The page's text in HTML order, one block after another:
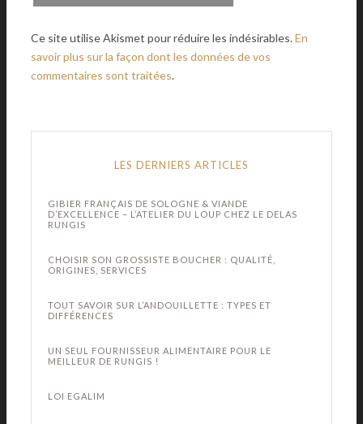
Ce site utilise Akismet pour réduire les indésirables.En
savoir plus sur la façon dont les données de vos
commentaires sont traitées.
LES DERNIERS ARTICLES
GIBIER FRANÇAIS DE SOLOGNE & VIANDE
D’EXCELLENCE – L’ATELIER DU LOUP CHEZ LE DELAS
RUNGIS
CHOISIR SON GROSSISTE BOUCHER : QUALITÉ,
ORIGINES, SERVICES
TOUT SAVOIR SUR L’ANDOUILLETTE : TYPES ET
DIFFÉRENCES
UN SEUL FOURNISSEUR ALIMENTAIRE POUR LE
MEILLEUR DE RUNGIS !
LOI EGALIM